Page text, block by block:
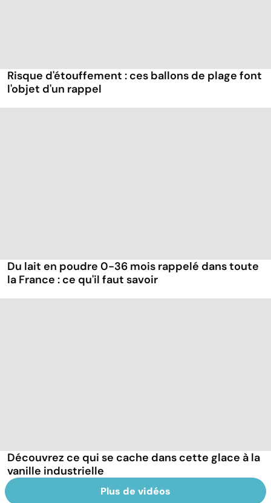
Risque d'étouffement : ces ballons de plage font
l'objet d'un rappel
Du lait en poudre 0-36 mois rappelé dans toute
la France : ce qu'il faut savoir
Découvrez ce qui se cache dans cette glace à la
vanille industrielle
Plus de vidéos